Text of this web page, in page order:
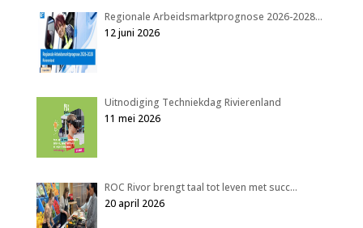
Regionale Arbeidsmarktprognose 2026-2028…
12 juni 2026
Uitnodiging Techniekdag Rivierenland
11 mei 2026
ROC Rivor brengt taal tot leven met succ…
20 april 2026